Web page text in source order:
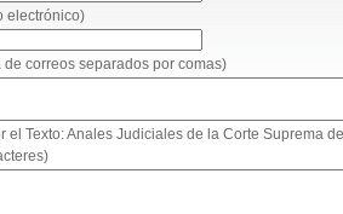
electrónico)
correos separados por comas)
el Texto: Anales Judiciales de la Corte Suprema